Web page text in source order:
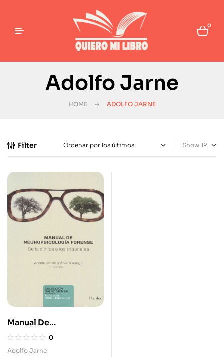
0
Adolfo Jarne
HOME ADOLFO JARNE
Filter Show
Manual De
Neuropsicología
Forense. De La Clínica A
0
Adolfo Jarne